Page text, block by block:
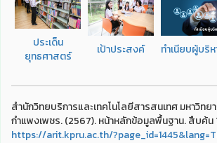
ประเด็น
ยุทธศาสตร์
เป้าประสงค์ ทำเนียบผู้บริห
สำนักวิทยบริการและเทคโนโลยีสารสนเทศ มหาวิท
กำแพงเพชร. (2567). หน้าหลักข้อมูลพื้นฐาน. สืบค้น
https://arit.kpru.ac.th/